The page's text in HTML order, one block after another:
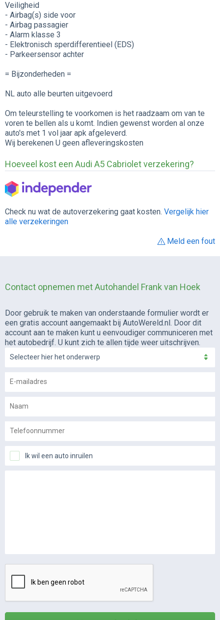
Veiligheid
- Airbag(s) side voor
- Airbag passagier
- Alarm klasse 3
- Elektronisch sperdifferentieel (EDS)
- Parkeersensor achter
= Bijzonderheden =
NL auto alle beurten uitgevoerd
Om teleurstelling te voorkomen is het raadzaam om van te
voren te bellen als u komt. Indien gewenst worden al onze
auto's met 1 vol jaar apk afgeleverd.
Wij berekenen U geen afleveringskosten
Hoeveel kost een Audi A5 Cabriolet verzekering?
Check nu wat de autoverzekering gaat kosten. Vergelijk hier
alle verzekeringen
Meld een fout
Contact opnemen met Autohandel Frank van Hoek
Door gebruik te maken van onderstaande formulier wordt er
een gratis account aangemaakt bij AutoWereld.nl. Door dit
account aan te maken kunt u eenvoudiger communiceren met
het autobedrijf. U kunt zich te allen tijde weer uitschrijven.
Selecteer hier het onderwerp
Ik wil een auto inruilen